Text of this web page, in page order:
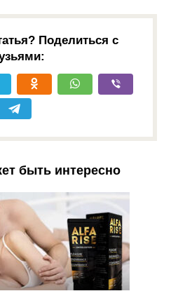
Поделиться с
быть интересно